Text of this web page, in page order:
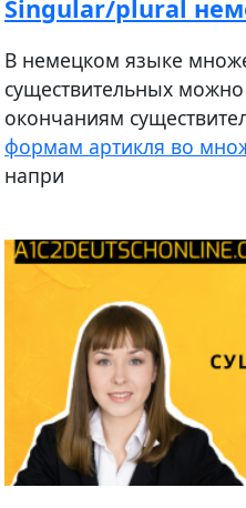
Singular/plural
В немецком языке
существительных
окончаниям
формам артикля во
напри